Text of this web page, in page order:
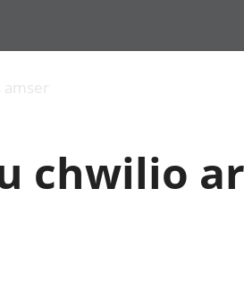
Llwodraeth, y sector
cyhoeddus a threthi
amser
chwilio